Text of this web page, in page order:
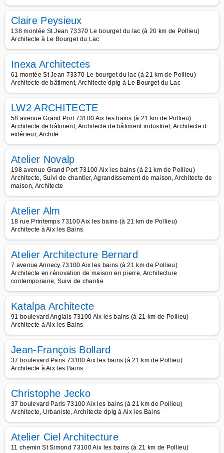
Claire Peysieux
138 montée St Jean 73370 Le bourget du lac (à 20 km de Pollieu)
Architecte à Le Bourget du Lac
Inexa Architectes
61 montée St Jean 73370 Le bourget du lac (à 21 km de Pollieu)
Architecte de bâtiment, Architecte dplg à Le Bourget du Lac
LW2 ARCHITECTE
58 avenue Grand Port 73100 Aix les bains (à 21 km de Pollieu)
Architecte de bâtiment, Architecte de bâtiment industriel, Architecte d
extérieur, Archite
Atelier Novalp
198 avenue Grand Port 73100 Aix les bains (à 21 km de Pollieu)
Architecte, Suivi de chantier, Agrandissement de maison, Architecte de
maison, Architecte
Atelier Alm
18 rue Printemps 73100 Aix les bains (à 21 km de Pollieu)
Architecte à Aix les Bains
Atelier Architecture Bernard
7 avenue Annecy 73100 Aix les bains (à 21 km de Pollieu)
Architecte en rénovation de maison en pierre, Architecture
contemporaine, Suivi de chantie
Katalpa Architecte
91 boulevard Anglais 73100 Aix les bains (à 21 km de Pollieu)
Architecte à Aix les Bains
Jean-François Bollard
37 boulevard Paris 73100 Aix les bains (à 21 km de Pollieu)
Architecte à Aix les Bains
Christophe Jecko
37 boulevard Paris 73100 Aix les bains (à 21 km de Pollieu)
Architecte, Urbaniste, Architecte dplg à Aix les Bains
Atelier Ciel Architecture
11 chemin St Simond 73100 Aix les bains (à 21 km de Pollieu)